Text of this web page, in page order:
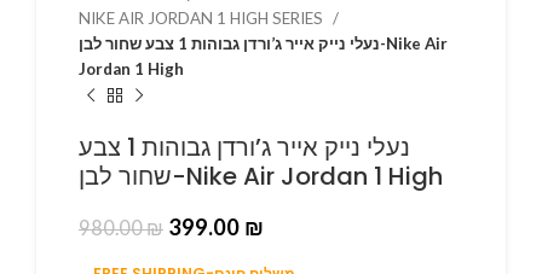
NIKE AIR JORDAN 1 HIGH SERIES
נעלי נייק אייר ג’ורדן גבוהות 1 צבע שחור לבן-Nike Air
Jordan 1 High
נעלי נייק אייר ג’ורדן גבוהות 1 צבע
שחור לבן-Nike Air Jordan 1 High
980.00₪ 399.00 ₪